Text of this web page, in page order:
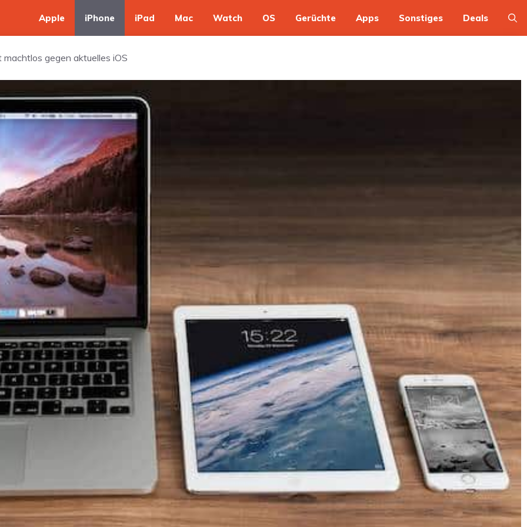
Apple iPhone iPad Mac Watch OS Gerüchte Apps Sonstiges Deals
gegen aktuelles iOS